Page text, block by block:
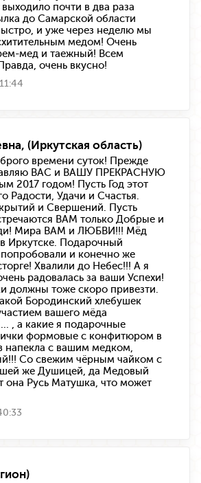
почти в два раза
до Самарской области
и уже через неделю мы
медом! Очень
мед и таежный! Всем
очень вкусно!
(Иркутская область)
времени суток! Прежде
ВАС и ВАШУ ПРЕКРАСНУЮ
2017 годом! Пусть Год этот
Радости, Удачи и Счастья.
и Свершений. Пусть
ВАМ только Добрые и
Мира ВАМ и ЛЮБВИ!!! Мёд
Иркутске. Подарочный
и конечно же
Хвалили до Небес!!! А я
радовалась за ваши Успехи!
должны тоже скоро привезти.
Бородинский хлебушек
вашего мёда
, а какие я подарочные
формовые с конфитюром в
напекла с вашим медком,
Со свежим чёрным чайком с
же Душицей, да Медовый
она Русь Матушка, что может